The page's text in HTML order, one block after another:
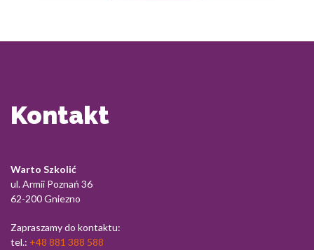
Kontakt
Warto Szkolić
ul. Armii Poznań 36
62-200 Gniezno
Zapraszamy do kontaktu:
tel.: +48 881 388 588